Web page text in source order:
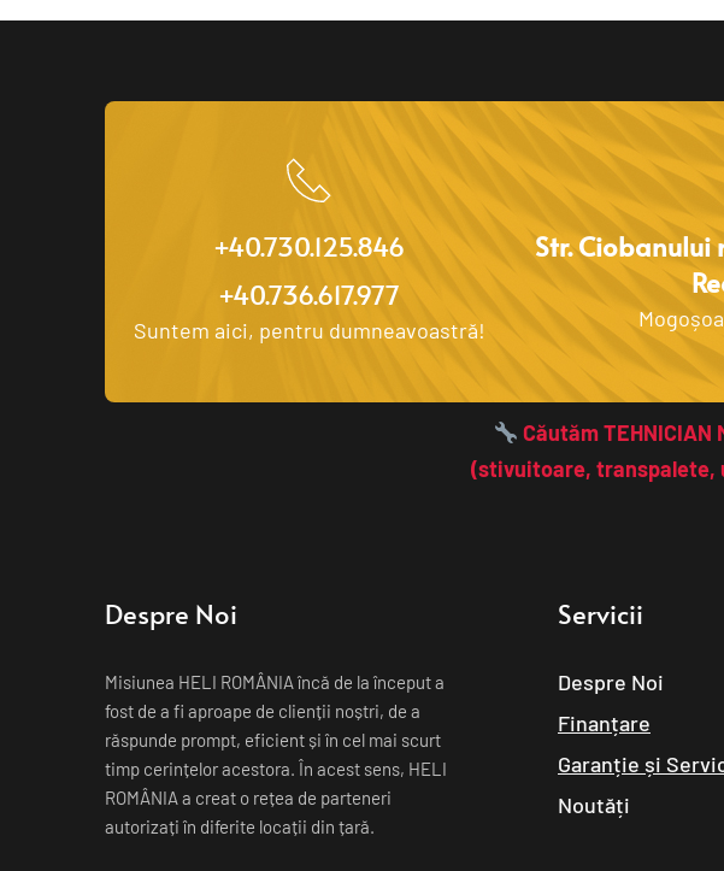
+40.730.125.846
+40.736.617.977
Suntem aici, pentru dumneavoastră!
Str. Ciobanului
Căutăm
(stivuitoare, transpalete,
Despre Noi
Misiunea HELI ROMÂNIA încă de la început a
fost de a fi aproape de clienții noștri, de a
răspunde prompt, eficient și în cel mai scurt
timp cerințelor acestora. În acest sens, HELI
ROMÂNIA a creat o rețea de parteneri
autorizați în diferite locații din țară.
Servicii
Despre Noi
Finanțare
Garanție și
Noutăți